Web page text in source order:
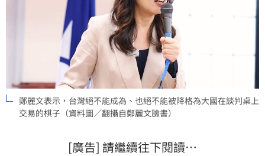
鄭麗文表示，台灣絕不能成為、也絕不能被降格為大國在談判桌上
交易的棋子（資料圖／翻攝自鄭麗文臉書）
[廣告] 請繼續往下閱讀…